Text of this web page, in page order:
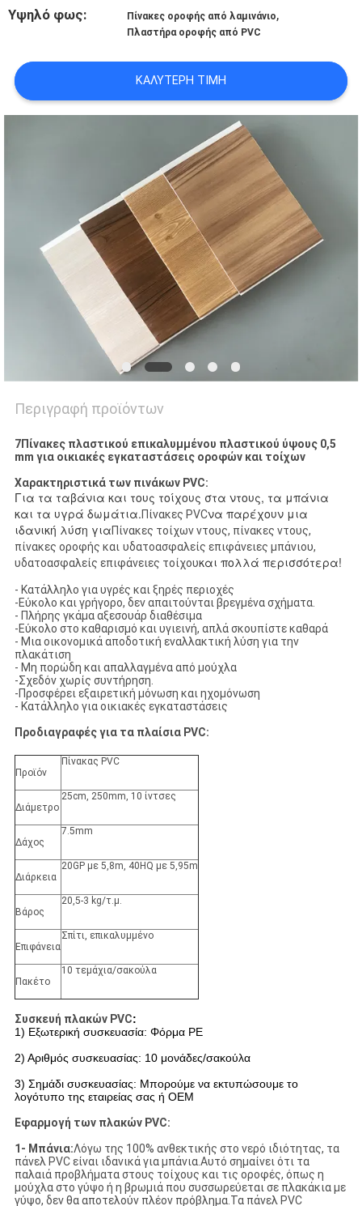
ΈΝΑ
ΑΠΌΣΠΑΣΜΑ
SITEMAP
Υψηλό φως: Πίνακες οροφής από λαμινάνιο,
Πλαστήρα οροφής από PVC
ΚΑΛΎΤΕΡΗ ΤΙΜΉ
Περιγραφή προϊόντων
7Πίνακες πλαστικού επικαλυμμένου πλαστικού ύψους 0,5
mm για οικιακές εγκαταστάσεις οροφών και τοίχων
Χαρακτηριστικά των πινάκων PVC:
Για τα ταβάνια και τους τοίχους στα ντους, τα μπάνια
και τα υγρά δωμάτια.Πίνακες PVCνα παρέχουν μια
ιδανική λύση γιαΠίνακες τοίχων ντους, πίνακες ντους,
πίνακες οροφής και υδατοασφαλείς επιφάνειες μπάνιου,
υδατοασφαλείς επιφάνειες τοίχουκαι πολλά περισσότερα!
- Κατάλληλο για υγρές και ξηρές περιοχές
-Εύκολο και γρήγορο, δεν απαιτούνται βρεγμένα σχήματα.
- Πλήρης γκάμα αξεσουάρ διαθέσιμα
-Εύκολο στο καθαρισμό και υγιεινή, απλά σκουπίστε καθαρά
- Μια οικονομικά αποδοτική εναλλακτική λύση για την
πλακάτιση
- Μη πορώδη και απαλλαγμένα από μούχλα
-Σχεδόν χωρίς συντήρηση.
-Προσφέρει εξαιρετική μόνωση και ηχομόνωση
- Κατάλληλο για οικιακές εγκαταστάσεις
Προδιαγραφές για τα πλαίσια PVC:
Προϊόν
Πίνακας PVC
Διάμετρο
25cm, 250mm, 10 ίντσες
Δάχος
7.5mm
Διάρκεια
20GP με 5,8m, 40HQ με 5,95m
Βάρος
20,5-3 kg/τ.μ.
Επιφάνεια
Σπίτι, επικαλυμμένο
Πακέτο
10 τεμάχια/σακούλα
Συσκευή πλακών PVC:
1) Εξωτερική συσκευασία: Φόρμα PE
2) Αριθμός συσκευασίας: 10 μονάδες/σακούλα
3) Σημάδι συσκευασίας: Μπορούμε να εκτυπώσουμε το
λογότυπο της εταιρείας σας ή OEM
Εφαρμογή των πλακών PVC:
1- Μπάνια:Λόγω της 100% ανθεκτικής στο νερό ιδιότητας, τα
πάνελ PVC είναι ιδανικά για μπάνια.Αυτό σημαίνει ότι τα
παλαιά προβλήματα στους τοίχους και τις οροφές, όπως η
μούχλα στο γύψο ή η βρωμιά που συσσωρεύεται σε πλακάκια με
γύψο, δεν θα αποτελούν πλέον πρόβλημα.Τα πάνελ PVC